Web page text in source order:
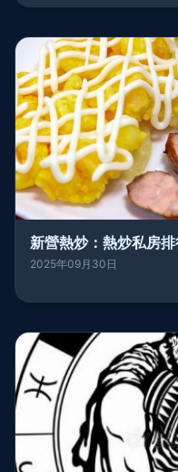
新營熱炒：熱炒私房
2025年09月30日